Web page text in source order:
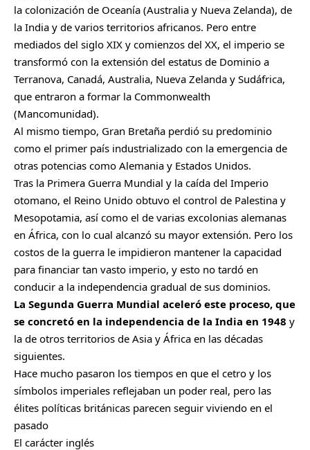
la colonización de Oceanía (Australia y Nueva Zelanda), de
la India y de varios territorios africanos. Pero entre
mediados del siglo XIX y comienzos del XX, el imperio se
transformó con la extensión del estatus de Dominio a
Terranova, Canadá, Australia, Nueva Zelanda y Sudáfrica,
que entraron a formar la Commonwealth
(Mancomunidad).
Al mismo tiempo, Gran Bretaña perdió su predominio
como el primer país industrializado con la emergencia de
otras potencias como Alemania y Estados Unidos.
Tras la Primera Guerra Mundial y la caída del Imperio
otomano, el Reino Unido obtuvo el control de Palestina y
Mesopotamia, así como el de varias excolonias alemanas
en África, con lo cual alcanzó su mayor extensión. Pero los
costos de la guerra le impidieron mantener la capacidad
para financiar tan vasto imperio, y esto no tardó en
conducir a la independencia gradual de sus dominios.
La Segunda Guerra Mundial aceleró este proceso, que
se concretó en la independencia de la India en 1948 y
la de otros territorios de Asia y África en las décadas
siguientes.
Hace mucho pasaron los tiempos en que el cetro y los
símbolos imperiales reflejaban un poder real, pero las
élites políticas británicas parecen seguir viviendo en el
pasado
El carácter inglés